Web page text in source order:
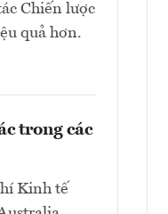
Chiến lược
quả hơn.
trong các
Kinh tế